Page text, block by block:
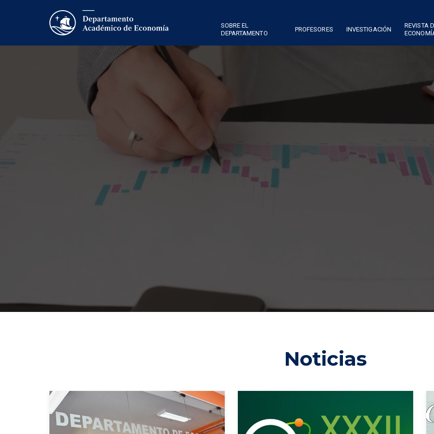
SOBRE EL
DEPARTAMENTO
PROFESORES INVESTIGACIÓN
REVISTA
Departamento Académico
Desde 1969, dedicados a la permanente investigación de los temas relevantes para la sociedad y
economía peruana.
Noticias